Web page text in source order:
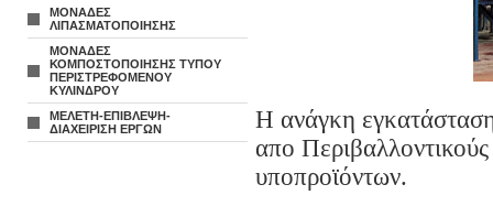
ΜΟΝΑΔΕΣ
ΛΙΠΑΣΜΑΤΟΠΟΙΗΣΗΣ
ΜΟΝΑΔΕΣ
ΚΟΜΠΟΣΤΟΠΟΙΗΣΗΣ ΤΥΠΟΥ
ΠΕΡΙΣΤΡΕΦΟΜΕΝΟΥ
ΚΥΛΙΝΔΡΟΥ
ΜΕΛΕΤΗ-ΕΠΙΒΛΕΨΗ-
ΔΙΑΧΕΙΡΙΣΗ ΕΡΓΩΝ
Η ανάγκη
απο
υποπροϊόντων.